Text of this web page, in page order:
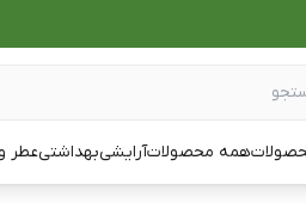
همه محصولاتآرایشیبهداشتیعطر